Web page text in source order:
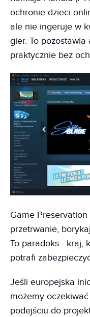
ochronie dzieci
ale nie ingeruje w
gier. To
praktycznie bez
Game
przetrwanie,
To paradoks - kraj,
potrafi
Jeśli europejska
możemy
podejściu do